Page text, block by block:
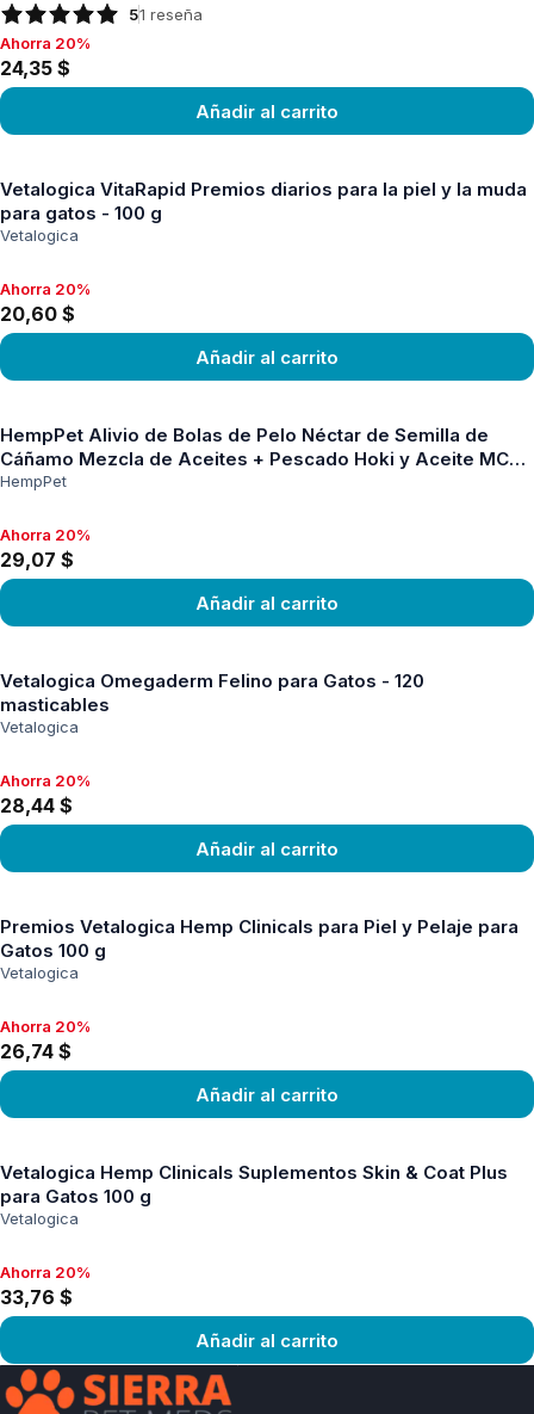
51 reseña
Ahorra 20%, 24,35 $
Ahorra 20%
24,35 $
Añadir al carrito
Vetalogica VitaRapid Premios diarios para la piel y la muda
para gatos - 100 g
Vetalogica
Ahorra 20%, 20,60 $
Ahorra 20%
20,60 $
Añadir al carrito
HempPet Alivio de Bolas de Pelo Néctar de Semilla de
Cáñamo Mezcla de Aceites + Pescado Hoki y Aceite MCT
para Gatos 100 ml
HempPet
Ahorra 20%, 29,07 $
Ahorra 20%
29,07 $
Añadir al carrito
Vetalogica Omegaderm Felino para Gatos - 120
masticables
Vetalogica
Ahorra 20%, 28,44 $
Ahorra 20%
28,44 $
Añadir al carrito
Premios Vetalogica Hemp Clinicals para Piel y Pelaje para
Gatos 100 g
Vetalogica
Ahorra 20%, 26,74 $
Ahorra 20%
26,74 $
Añadir al carrito
Vetalogica Hemp Clinicals Suplementos Skin & Coat Plus
para Gatos 100 g
Vetalogica
Ahorra 20%, 33,76 $
Ahorra 20%
33,76 $
Añadir al carrito
Ver producto